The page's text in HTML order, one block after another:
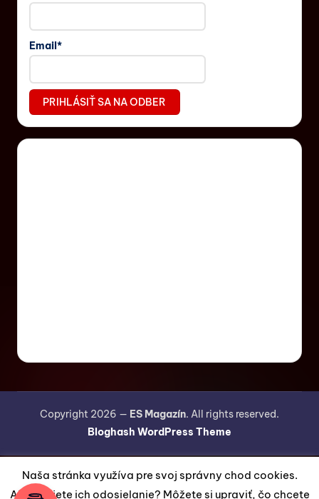
Email*
Copyright 2026 — ES Magazín. All rights reserved.
Bloghash WordPress Theme
Naša stránka využíva pre svoj správny chod cookies.
Akceptujete ich odosielanie? Môžete si upraviť, čo chcete